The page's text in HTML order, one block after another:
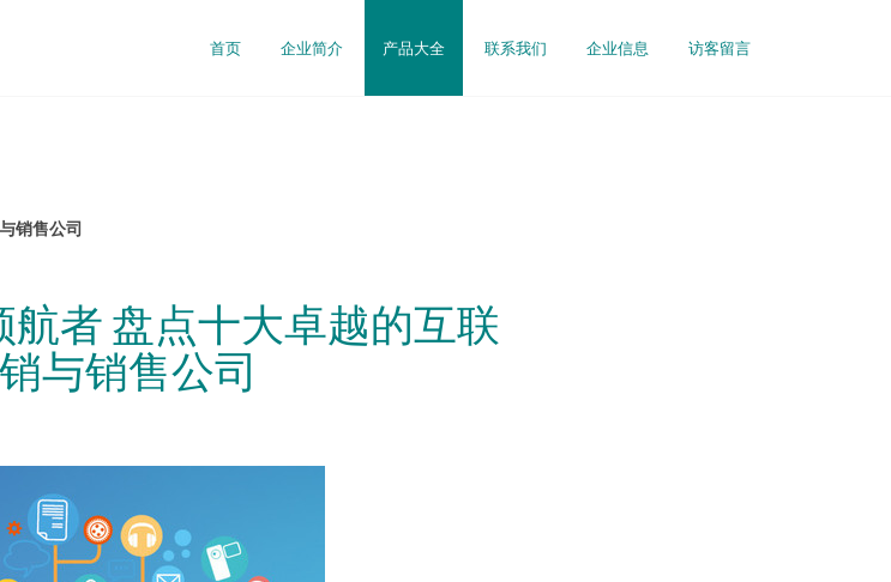
首页 企业简介 产品大全 联系我们 企业信息 访客留言
销售公司
者 盘点十大卓越的互联
与销售公司